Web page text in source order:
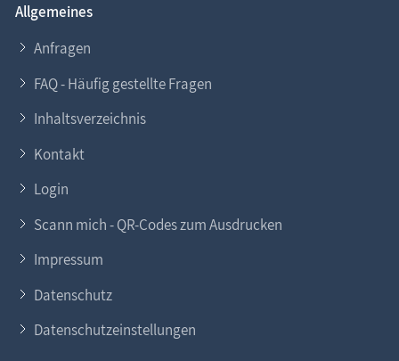
Allgemeines
Anfragen
FAQ - Häufig gestellte Fragen
Inhaltsverzeichnis
Kontakt
Login
Scann mich - QR-Codes zum Ausdrucken
Impressum
Datenschutz
Datenschutzeinstellungen